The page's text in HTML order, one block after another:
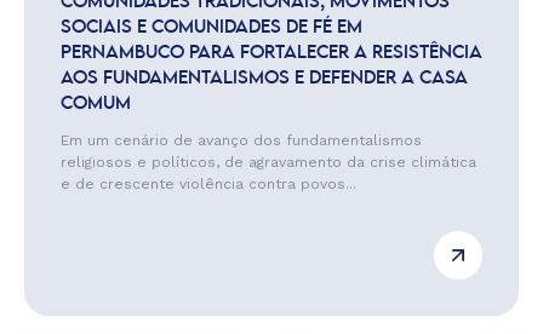
SOCIAIS E COMUNIDADES DE FÉ EM
PERNAMBUCO PARA FORTALECER A RESISTÊNCIA
AOS FUNDAMENTALISMOS E DEFENDER A CASA
COMUM
Em um cenário de avanço dos fundamentalismos
religiosos e políticos, de agravamento da crise climática
e de crescente violência contra povos...